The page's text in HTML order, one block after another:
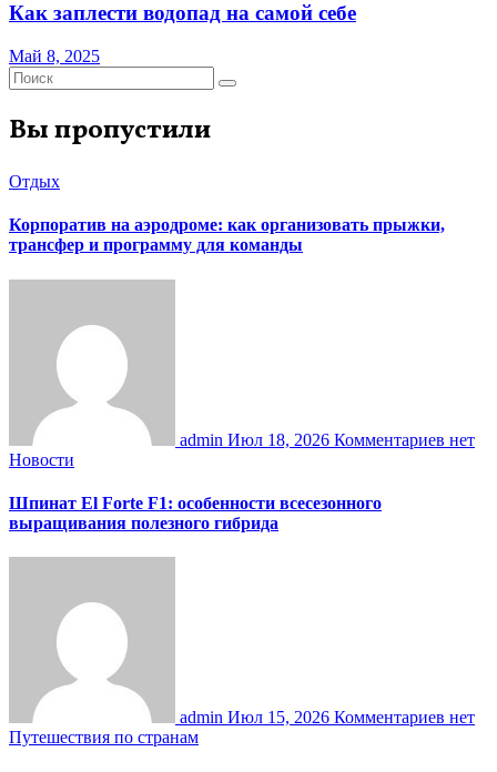
Как заплести водопад на самой себе
Май 8, 2025
Вы пропустили
Отдых
Корпоратив на аэродроме: как организовать прыжки,
трансфер и программу для команды
admin Июл 18, 2026 Комментариев нет
Новости
Шпинат El Forte F1: особенности всесезонного
выращивания полезного гибрида
admin Июл 15, 2026 Комментариев нет
Путешествия по странам